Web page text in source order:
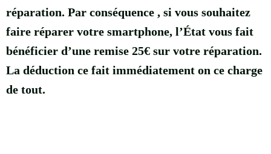
réparation. Par conséquence , si vous souhaitez
faire réparer votre smartphone, l’État vous fait
bénéficier d’une remise 25€ sur votre réparation.
La déduction ce fait immédiatement on ce charge
de tout.